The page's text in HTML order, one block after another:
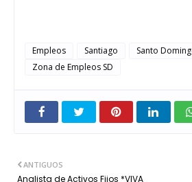
Empleos Santiago
Santo
Zona de Empleos SD
ANTIGUOS
Analista de Activos Fijos *VIVA